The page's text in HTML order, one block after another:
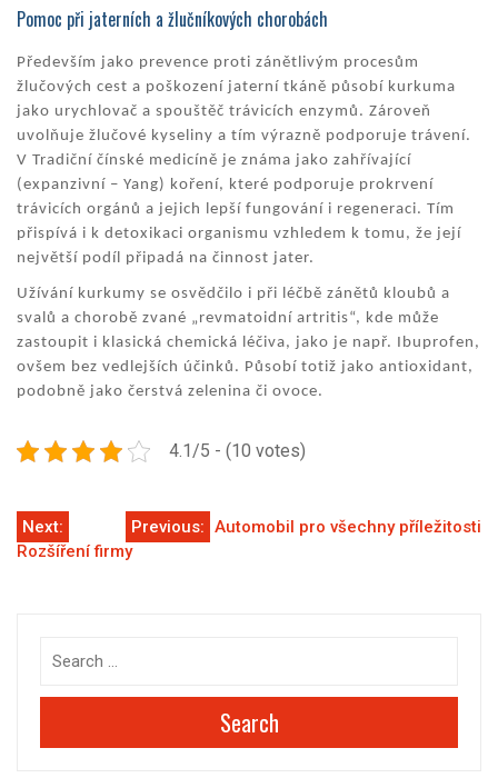
Pomoc při jaterních a žlučníkových chorobách
Především jako prevence proti zánětlivým procesům
žlučových cest a poškození jaterní tkáně působí kurkuma
jako urychlovač a spouštěč trávicích enzymů. Zároveň
uvolňuje žlučové kyseliny a tím výrazně podporuje trávení.
V Tradiční čínské medicíně je známa jako zahřívající
(expanzivní – Yang) koření, které podporuje prokrvení
trávicích orgánů a jejich lepší fungování i regeneraci. Tím
přispívá i k detoxikaci organismu vzhledem k tomu, že její
největší podíl připadá na činnost jater.
Užívání kurkumy se osvědčilo i při léčbě zánětů kloubů a
svalů a chorobě zvané „revmatoidní artritis“, kde může
zastoupit i klasická chemická léčiva, jako je např. Ibuprofen,
ovšem bez vedlejších účinků. Působí totiž jako antioxidant,
podobně jako čerstvá zelenina či ovoce.
4.1/5 - (10 votes)
NavigacePrevious: Automobil pro všechny příležitosti
Next:
Rozšíření firmy
Search